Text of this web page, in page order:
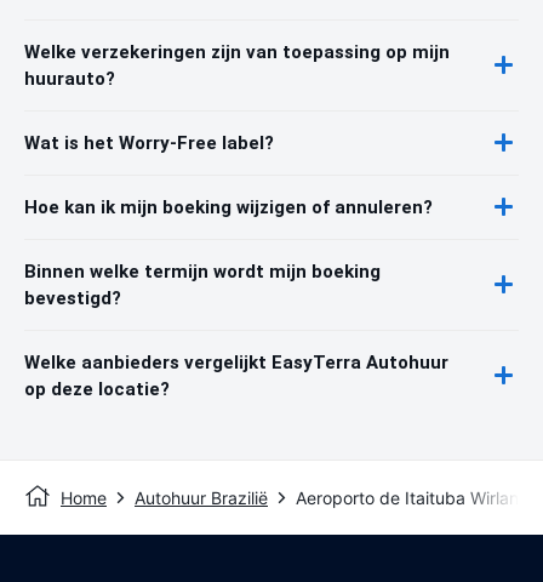
Welke verzekeringen zijn van toepassing op mijn
huurauto?
Wat is het Worry-Free label?
Hoe kan ik mijn boeking wijzigen of annuleren?
Binnen welke termijn wordt mijn boeking
bevestigd?
Welke aanbieders vergelijkt EasyTerra Autohuur
op deze locatie?
Home Autohuur Brazilië Aeroporto de Itaituba Wirland